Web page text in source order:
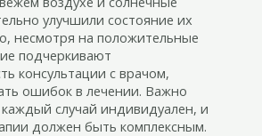
улучшили состояние их
несмотря на положительные
подчеркивают
консультации с врачом,
ошибок в лечении. Важно
случай индивидуален, и
должен быть комплексным.